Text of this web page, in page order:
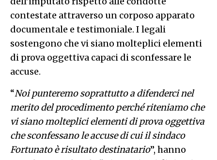
contestate attraverso un corposo apparato
documentale e testimoniale. I legali
sostengono che vi siano molteplici elementi
di prova oggettiva capaci di sconfessare le
accuse.
“Noi punteremo soprattutto a difenderci nel
merito del procedimento perché riteniamo che
vi siano molteplici elementi di prova oggettiva
che sconfessano le accuse di cui il sindaco
Fortunato è risultato destinatario”, hanno